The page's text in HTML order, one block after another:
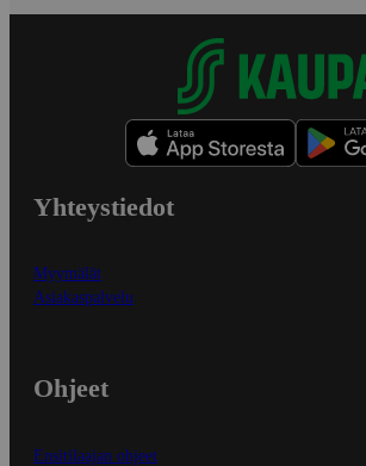
Yhteystiedot
Myymälät
Asiakaspalvelu
Ohjeet
Ensitilaajan ohjeet